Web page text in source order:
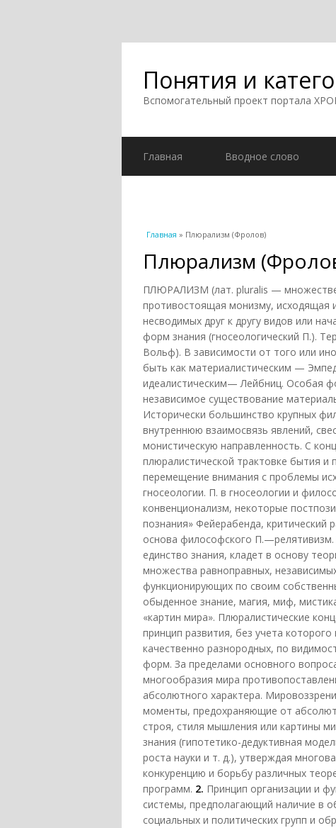
Понятия и
Вспомогательный проект портала
Главная Вводное слово
Вы здесь
Главная » Плюрализм (Фролов)
Плюрализм
ПЛЮРАЛИЗМ (лат. pluralis —
противостоящая монизму, исходящая
несводимых друг к другу видов или
форм знания (гносеологический П.).
Вольф). В зависимости от того или
быть как материалистическим —
идеалистическим— Лейбниц. Особая
независимое существование
Исторически большинство крупных
внутреннюю взаимосвязь явлений,
монистическую направленность. С
плюралистической трактовке бытия и
перемещение внимания с проблемы
гносеологии. П. в гносеологии и
конвенционализм, некоторые
познания» Фейерабенда, критический
основа философского П.—релятивизм.
единство знания, кладет в основу
множества равноправных,
функционирующих по своим
обыденное знание, магия, миф,
«картин мира». Плюралистические
принцип развития, без учета
качественно разнородных, по
форм. За пределами основного
многообразия мира
абсолютного характера.
моменты, предохраняющие от
строя, стиля мышления или картины
знания (гипотетико-дедуктивная
роста науки и т. д.), утверждая
конкуренцию и борьбу различных
программ. 2. Принцип организации и
системы, предполагающий наличие в
социальных и политических групп и